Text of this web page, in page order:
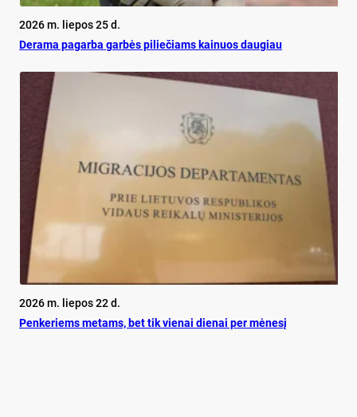
2026 m. liepos 25 d.
De­ra­ma pa­gar­ba gar­bės pi­lie­čiams kai­nuos dau­giau
2026 m. liepos 22 d.
Pen­ke­riems me­tams, bet tik vie­nai die­nai per mė­ne­sį